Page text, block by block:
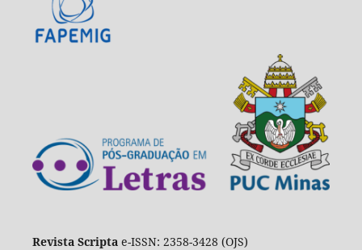
Revista Scripta e-ISSN: 2358-3428 (OJS)